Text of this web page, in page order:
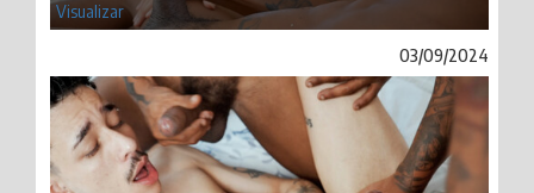
Visualizar
03/09/2024